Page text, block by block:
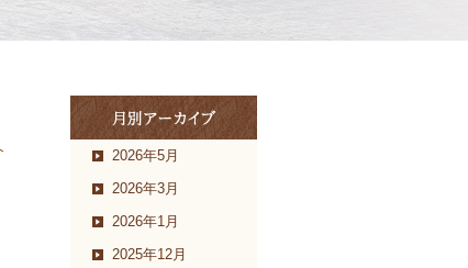
2026年5月
2026年3月
2026年1月
2025年12月